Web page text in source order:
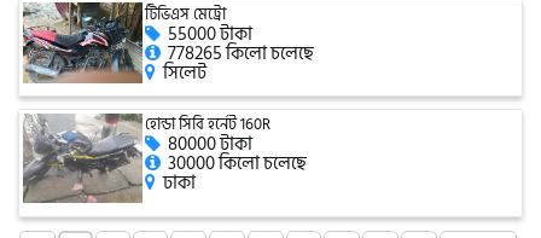
টিভিএস মেট্রো
55000 টাকা
778265 কিলো চলেছে
সিলেট
হোন্ডা সিবি হর্নেট 160R
80000 টাকা
30000 কিলো চলেছে
ঢাকা